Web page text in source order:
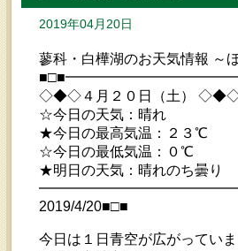
2019年04月20日
蓼科・白樺湖のお天気情報 ～
◇◆◇４月２０日（土）
☆今日の天気：晴れ
★今日の最高気温：２３℃
☆今日の最低気温：０℃
★明日の天気：晴れのち曇り
2019/4/20■□■
今日は１日青空が広がってい